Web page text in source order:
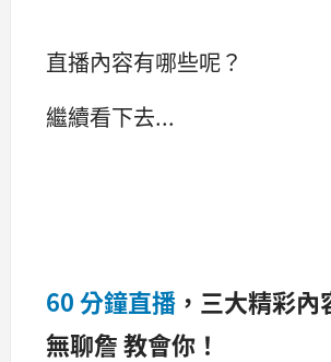
直播內容有哪些呢？
繼續看下去...
60 分鐘直播 ，三大精彩內
無聊詹 教會你！